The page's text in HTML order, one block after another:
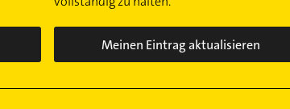
Meinen Eintrag aktualisieren